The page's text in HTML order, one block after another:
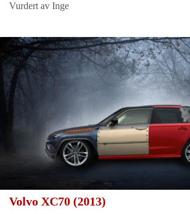
Vurdert av Inge
Volvo XC70 (2013)